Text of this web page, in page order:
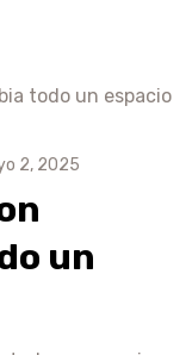
2, 2025
un